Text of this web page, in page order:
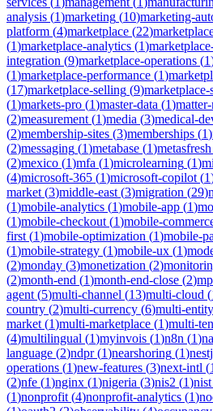
analysis (1)marketing (10)marketing-
platform (4)marketplace (22)
(1)marketplace-analytics (1)
integration (9)marketplace-operations (1
(1)marketplace-performance (1)
(17)marketplace-selling (9)marketplace-
(1)markets-pro (1)master-data (1)
(2)measurement (1)media (3)medical-
(2)membership-sites (3)memberships (1)
(2)messaging (1)metabase (1)metasfresh
(2)mexico (1)mfa (1)microlearning (1)
(4)microsoft-365 (1)microsoft-copilot (1
market (3)middle-east (3)migration (29)
(1)mobile-analytics (1)mobile-app (1)
(1)mobile-checkout (1)mobile-
first (1)mobile-optimization (1)mobile-
(1)mobile-strategy (1)mobile-ux (1)
(2)monday (3)monetization (2)
(2)month-end (1)month-end-close (2)
agent (5)multi-channel (13)multi-cloud (
country (2)multi-currency (6)multi-entity
market (1)multi-marketplace (1)multi-
(4)multilingual (1)myinvois (1)n8n (1)
language (2)ndpr(1)nearshoring (1)
operations (1)new-features (3)next-intl (1
(2)nfe (1)nginx (1)nigeria (3)nis2 (1)nist
(1)nonprofit (4)nonprofit-analytics (1)